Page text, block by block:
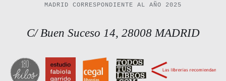
MADRID CORRESPONDIENTE AL AÑO 2025
C/ Buen Suceso 14, 28008 MADRID